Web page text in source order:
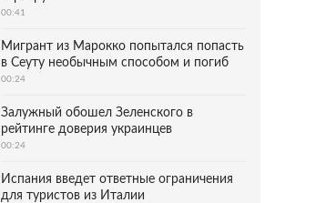
00:41
Мигрант из Марокко попытался попасть
в Сеуту необычным способом и погиб
00:24
Залужный обошел Зеленского в
рейтинге доверия украинцев
00:24
Испания введет ответные ограничения
для туристов из Италии